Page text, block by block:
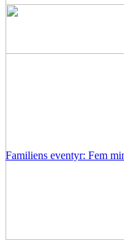
Familiens eventyr: Fem